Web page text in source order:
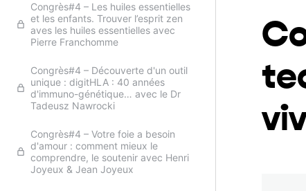
Congrès#4 – Les huiles essentielles
et les enfants. Trouver l’esprit zen
aves les huiles essentielles avec
Pierre Franchomme
Congrès#4 – Découverte d'un outil
unique : digitHLA : 40 années
d'immuno-génétique… avec le Dr
Tadeusz Nawrocki
Congrès#4 – Votre foie a besoin
d'amour : comment mieux le
comprendre, le soutenir avec Henri
Joyeux & Jean Joyeux